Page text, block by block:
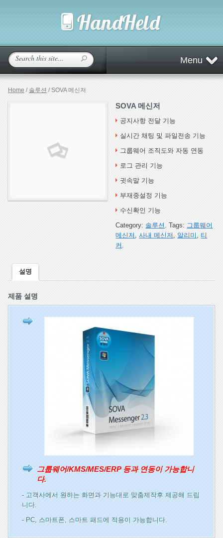
Menu
Home / 솔루션 / SOVA 메신저
SOVA 메신저
공지사항 전달 기능
실시간 채팅 및 파일전송 기능
그룹웨어 조직도와 자동 연동
로그 관리 기능
귓속말 기능
부재중설정 기능
수신확인 기능
Category: 솔루션 Tags: 그룹웨어
메신저
,사내 메신저 알리미
티
커
설명
제품 설명
그룹웨어/KMS/MES/ERP 등과 연동이 가능합니
다.
- 고객사에서 원하는 화면과 기능대로 맞춤제작후 제공해 드립
니다.
- PC, 스마트폰, 스마트 패드에 적용이 가능합니다.